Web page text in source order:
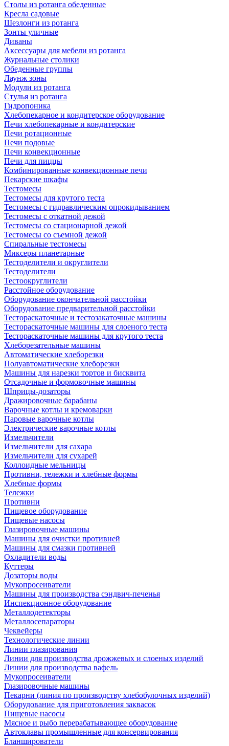
Столы из ротанга обеденные
Кресла садовые
Шезлонги из ротанга
Зонты уличные
Диваны
Аксессуары для мебели из ротанга
Журнальные столики
Обеденные группы
Лаунж зоны
Модули из ротанга
Стулья из ротанга
Гидропоника
Хлебопекарное и кондитерское оборудование
Печи хлебопекарные и кондитерские
Печи ротационные
Печи подовые
Печи конвекционные
Печи для пиццы
Комбинированные конвекционные печи
Пекарские шкафы
Тестомесы
Тестомесы для крутого теста
Тестомесы с гидравлическим опрокидыванием
Тестомесы с откатной дежой
Тестомесы со стационарной дежой
Тестомесы со съемной дежой
Спиральные тестомесы
Миксеры планетарные
Тестоделители и округлители
Тестоделители
Тестоокруглители
Расстойное оборудование
Оборудование окончательной расстойки
Оборудование предварительной расстойки
Тестораскаточные и тестозакаточные машины
Тестораскаточные машины для слоеного теста
Тестораскаточные машины для крутого теста
Хлеборезательные машины
Автоматические хлеборезки
Полуавтоматические хлеборезки
Машины для нарезки тортов и бисквита
Отсадочные и формовочные машины
Шприцы-дозаторы
Дражировочные барабаны
Варочные котлы и кремоварки
Паровые варочные котлы
Электрические варочные котлы
Измельчители
Измельчители для сахара
Измельчители для сухарей
Коллоидные мельницы
Противни, тележки и хлебные формы
Хлебные формы
Тележки
Противни
Пищевое оборудование
Пищевые насосы
Глазировочные машины
Машины для очистки противней
Машины для смазки противней
Охладители воды
Куттеры
Дозаторы воды
Мукопросеиватели
Машины для производства сэндвич-печенья
Инспекционное оборудование
Металлодетекторы
Металлосепараторы
Чеквейеры
Технологические линии
Линии глазирования
Линии для производства дрожжевых и слоеных изделий
Линии для производства вафель
Мукопросеиватели
Глазировочные машины
Пекарни (линия по производству хлебобулочных изделий)
Оборудование для приготовления заквасок
Пищевые насосы
Мясное и рыбо перерабатывающее оборудование
Автоклавы промышленные для консервирования
Бланширователи